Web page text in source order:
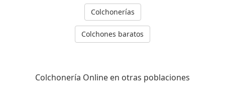
Colchonerías
Colchones baratos
Colchonería Online en otras poblaciones